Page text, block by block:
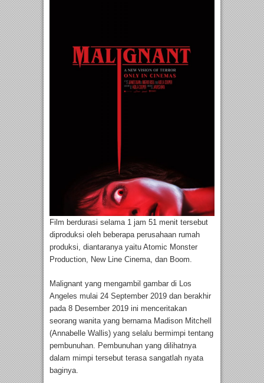
Film berdurasi selama 1 jam 51 menit tersebut
diproduksi oleh beberapa perusahaan rumah
produksi, diantaranya yaitu Atomic Monster
Production, New Line Cinema, dan Boom.
Malignant yang mengambil gambar di Los
Angeles mulai 24 September 2019 dan berakhir
pada 8 Desember 2019 ini menceritakan
seorang wanita yang bernama Madison Mitchell
(Annabelle Wallis) yang selalu bermimpi tentang
pembunuhan. Pembunuhan yang dilihatnya
dalam mimpi tersebut terasa sangatlah nyata
baginya.